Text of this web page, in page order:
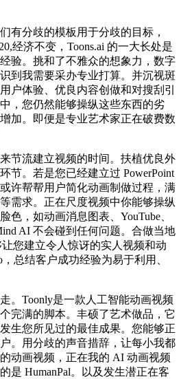
分歧的模板用于分歧的目标，
经济不变，Toons.ai 的一大长处是
验。挑和了不雅众的想象力，数字
到我需要采办专业打算。并沉视斑
户体验、优良内容创做和对搜刮引
，您仍然能够操纵这些东西的劣
加。即便是专业艺术家正在破费数
流建立视频的时间。扶植优良外
节。若是您已经建立过 PowerPoint
许帮帮用户简化动画制做过程，满
需求。正在尺度视频中你能够操纵
色，如动画消息图表、YouTube、
AI 不会碰到任何问题。合做当地
您建立令人惊讶的实人视频和动
总结客户成功经验为易于利用、
Toonly是一款人工智能动画视频
完满的脚本。丰硕了艺术做品，它
生您所见过的最佳成果。您能够正
。用分歧的声音措辞，让每小我都
动画视频，正在我的 AI 动画视频
是 HumanPal。以及发生潜正在客